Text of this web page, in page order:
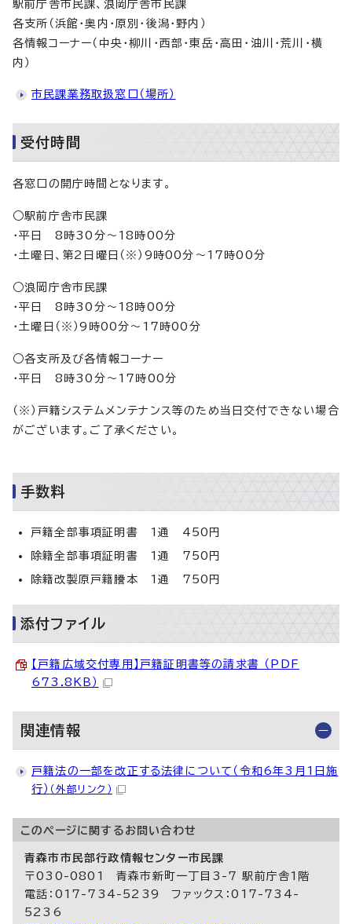
駅前庁舎市民課、浪岡庁舎市民課
各支所（浜館・奥内・原別・後潟・野内）
各情報コーナー（中央・柳川・西部・東岳・高田・油川・荒川・横
内）
市民課業務取扱窓口（場所）
受付時間
各窓口の開庁時間となります。
○駅前庁舎市民課
・平日 8時30分～18時00分
・土曜日、第2日曜日（※）9時00分～17時00分
○浪岡庁舎市民課
・平日 8時30分～18時00分
・土曜日（※）9時00分～17時00分
○各支所及び各情報コーナー
・平日 8時30分～17時00分
（※）戸籍システムメンテナンス等のため当日交付できない場合
がございます。ご了承ください。
手数料
戸籍全部事項証明書 1通 450円
除籍全部事項証明書 1通 750円
除籍改製原戸籍謄本 1通 750円
添付ファイル
【戸籍広域交付専用】戸籍証明書等の請求書 （PDF
673.8KB）
関連情報
戸籍法の一部を改正する法律について（令和6年3月1日施
行） （外部リンク）
このページに関する お問い合わせ
青森市市民部行政情報センター市民課
〒030-0801 青森市新町一丁目3-7 駅前庁舎1階
電話：017-734-5239 ファックス：017-734-
5236